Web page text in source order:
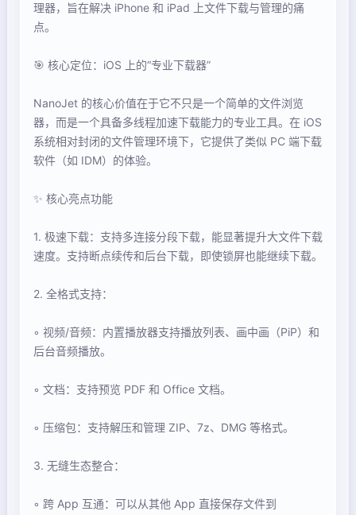
理器，旨在解决 iPhone 和 iPad 上文件下载与管理的痛
点。
🎯 核心定位：iOS 上的“专业下载器”
NanoJet 的核心价值在于它不只是一个简单的文件浏览
器，而是一个具备多线程加速下载能力的专业工具。在 iOS
系统相对封闭的文件管理环境下，它提供了类似 PC 端下载
软件（如 IDM）的体验。
✨ 核心亮点功能
1. 极速下载：支持多连接分段下载，能显著提升大文件下载
速度。支持断点续传和后台下载，即使锁屏也能继续下载。
2. 全格式支持：
◦ 视频/音频：内置播放器支持播放列表、画中画（PiP）和
后台音频播放。
◦ 文档：支持预览 PDF 和 Office 文档。
◦ 压缩包：支持解压和管理 ZIP、7z、DMG 等格式。
3. 无缝生态整合：
◦ 跨 App 互通：可以从其他 App 直接保存文件到